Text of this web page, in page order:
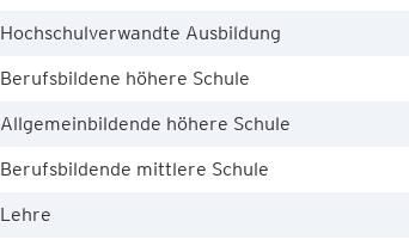
Hochschulverwandte Ausbildung
Berufsbildene höhere Schule
Allgemeinbildende höhere Schule
Berufsbildende mittlere Schule
Lehre